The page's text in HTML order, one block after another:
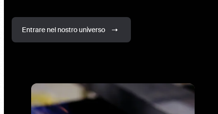
Entrare nel nostro universo